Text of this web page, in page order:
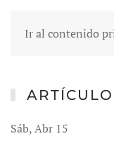
Ir al contenido
Sáb, Abr 15